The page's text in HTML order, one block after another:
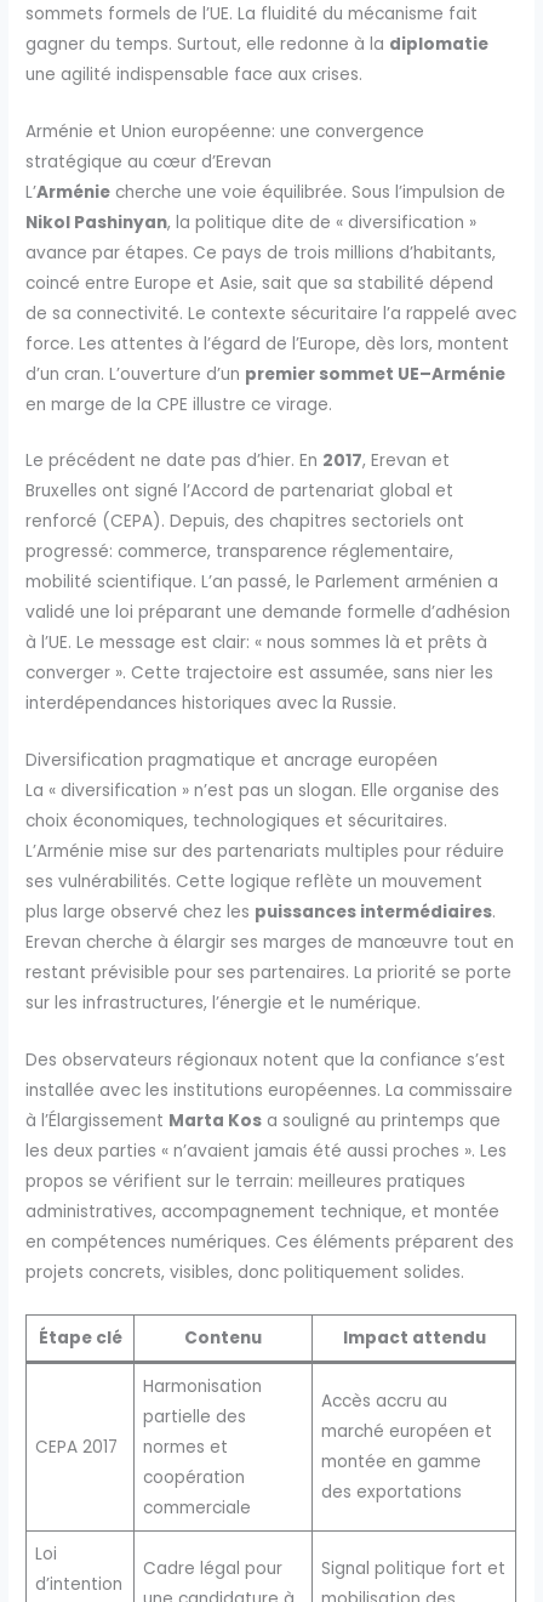
sommets formels de l’UE. La fluidité du mécanisme fait
gagner du temps. Surtout, elle redonne à la diplomatie
une agilité indispensable face aux crises.
Arménie et Union européenne: une convergence
stratégique au cœur d’Erevan
L’Arménie cherche une voie équilibrée. Sous l’impulsion de
Nikol Pashinyan, la politique dite de « diversification »
avance par étapes. Ce pays de trois millions d’habitants,
coincé entre Europe et Asie, sait que sa stabilité dépend
de sa connectivité. Le contexte sécuritaire l’a rappelé avec
force. Les attentes à l’égard de l’Europe, dès lors, montent
d’un cran. L’ouverture d’un premier sommet UE–Arménie
en marge de la CPE illustre ce virage.
Le précédent ne date pas d’hier. En 2017, Erevan et
Bruxelles ont signé l’Accord de partenariat global et
renforcé (CEPA). Depuis, des chapitres sectoriels ont
progressé: commerce, transparence réglementaire,
mobilité scientifique. L’an passé, le Parlement arménien a
validé une loi préparant une demande formelle d’adhésion
à l’UE. Le message est clair: « nous sommes là et prêts à
converger ». Cette trajectoire est assumée, sans nier les
interdépendances historiques avec la Russie.
Diversification pragmatique et ancrage européen
La « diversification » n’est pas un slogan. Elle organise des
choix économiques, technologiques et sécuritaires.
L’Arménie mise sur des partenariats multiples pour réduire
ses vulnérabilités. Cette logique reflète un mouvement
plus large observé chez les puissances intermédiaires.
Erevan cherche à élargir ses marges de manœuvre tout en
restant prévisible pour ses partenaires. La priorité se porte
sur les infrastructures, l’énergie et le numérique.
Des observateurs régionaux notent que la confiance s’est
installée avec les institutions européennes. La commissaire
à l’Élargissement Marta Kos a souligné au printemps que
les deux parties « n’avaient jamais été aussi proches ». Les
propos se vérifient sur le terrain: meilleures pratiques
administratives, accompagnement technique, et montée
en compétences numériques. Ces éléments préparent des
projets concrets, visibles, donc politiquement solides.
Étape clé Contenu Impact attendu
CEPA 2017
Harmonisation
partielle des
normes et
coopération
commerciale
Accès accru au
marché européen et
montée en gamme
des exportations
Loi
d’intention
Cadre légal pour
Signal politique fort et